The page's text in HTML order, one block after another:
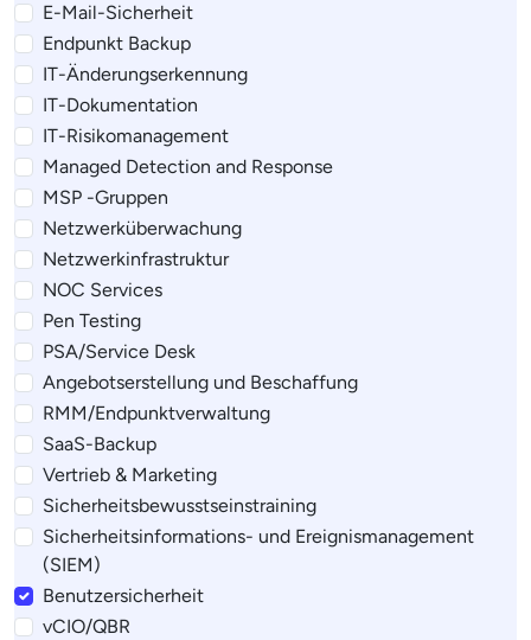
E-Mail-Sicherheit
Endpunkt Backup
IT-Änderungserkennung
IT-Dokumentation
IT-Risikomanagement
Managed Detection and Response
MSP -Gruppen
Netzwerküberwachung
Netzwerkinfrastruktur
NOC Services
Pen Testing
PSA/Service Desk
Angebotserstellung und Beschaffung
RMM/Endpunktverwaltung
SaaS-Backup
Vertrieb & Marketing
Sicherheitsbewusstseinstraining
Sicherheitsinformations- und Ereignismanagement
(SIEM)
Benutzersicherheit
vCIO/QBR